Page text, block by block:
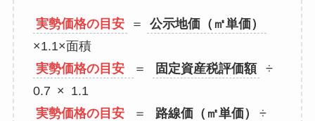
実勢価格の目安 ＝
公示地価（㎡単価）
×1.1×面積
実勢価格の目安
＝ 固定資産税評価額
÷
0.7 × 1.1
実勢価格の目安
＝ 路線価（㎡単価）
÷